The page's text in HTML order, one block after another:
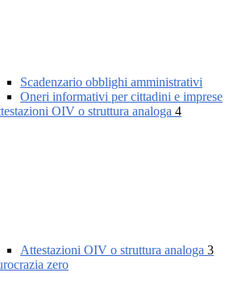
Scadenzario obblighi amministrativi
Oneri informativi per cittadini e imprese
OIV o struttura analoga 4
Attestazioni OIV o struttura analoga 3
zero